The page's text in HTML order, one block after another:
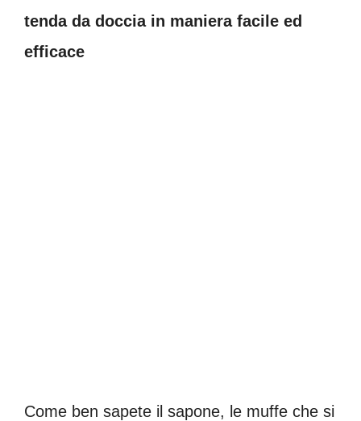
tenda da doccia in maniera facile ed
efficace
Come ben sapete il sapone, le muffe che si